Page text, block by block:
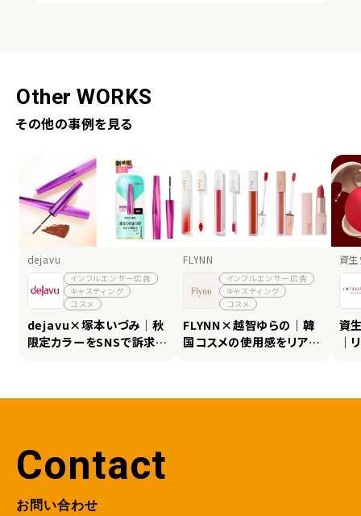
Other WORKS
その他の事例を見る
dejavu
インフルエンサー広告
キャスティング
コスメ
dejavu×塚本いづみ｜秋
限定カラーをSNSで訴求
FLYNN
インフルエンサー広告
キャスティング
コスメ
FLYNN×越智ゆらの｜韓
国コスメの使用感をリアル
資
資
｜
Contact
お問い合わせ